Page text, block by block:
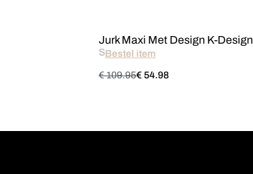
Jurk Maxi Met Design K-Design
SBestel item
€ 109.95€ 54.98